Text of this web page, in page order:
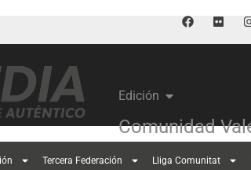
Edición
Comunidad
Tercera Federación Lliga Comunitat